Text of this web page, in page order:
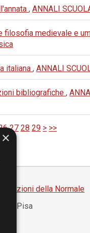
, ANNALI
filosofia medievale e
italiana , ANNALI
bibliografiche ,
27 28 29 > >>
Edizioni della Normale
Pisa
×